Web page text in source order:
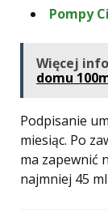
Pompy
Więcej
domu
Podpisanie
miesiąc. Po
ma zapewnić
najmniej 45